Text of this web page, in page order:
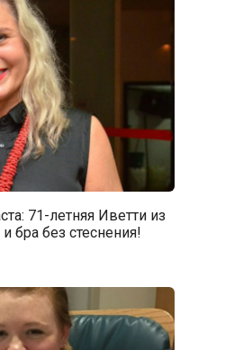
71-летняя Иветти из
бра без стеснения!